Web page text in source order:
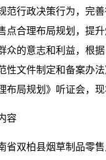
范行政决策行为，完
点合理布局规划，提
众的意志和利益，根
性文件制定和备案办
布局规划》听证会，现
容
省双柏县烟草制品零